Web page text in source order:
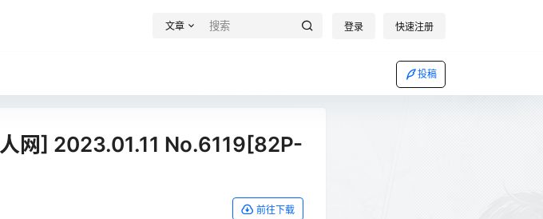
文章 登录 快速注册
投稿
网] 2023.01.11 No.6119[82P-
前往下载